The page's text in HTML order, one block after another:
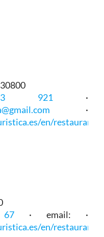
921·
·
en/restaurant/
· email: ·
en/restaurant/